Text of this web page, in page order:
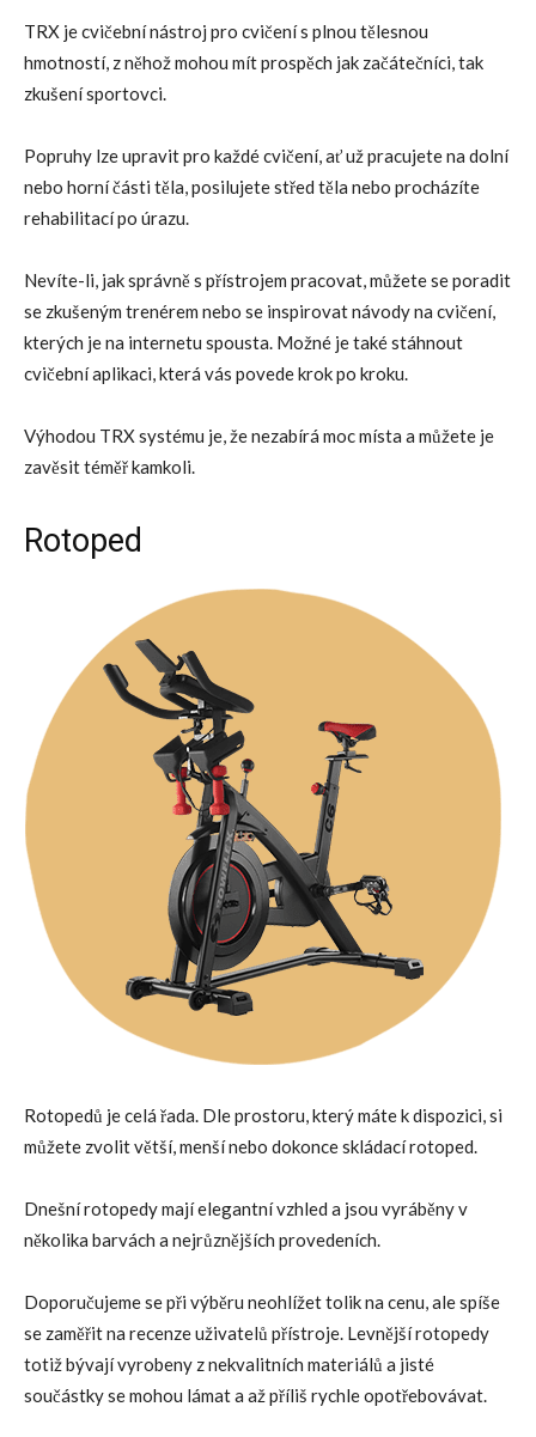
TRX je cvičební nástroj pro cvičení s plnou tělesnou
hmotností, z něhož mohou mít prospěch jak začátečníci, tak
zkušení sportovci.
Popruhy lze upravit pro každé cvičení, ať už pracujete na dolní
nebo horní části těla, posilujete střed těla nebo procházíte
rehabilitací po úrazu.
Nevíte-li, jak správně s přístrojem pracovat, můžete se poradit
se zkušeným trenérem nebo se inspirovat návody na cvičení,
kterých je na internetu spousta. Možné je také stáhnout
cvičební aplikaci, která vás povede krok po kroku.
Výhodou TRX systému je, že nezabírá moc místa a můžete je
zavěsit téměř kamkoli.
Rotoped
Rotopedů je celá řada. Dle prostoru, který máte k dispozici, si
můžete zvolit větší, menší nebo dokonce skládací rotoped.
Dnešní rotopedy mají elegantní vzhled a jsou vyráběny v
několika barvách a nejrůznějších provedeních.
Doporučujeme se při výběru neohlížet tolik na cenu, ale spíše
se zaměřit na recenze uživatelů přístroje. Levnější rotopedy
totiž bývají vyrobeny z nekvalitních materiálů a jisté
součástky se mohou lámat a až příliš rychle opotřebovávat.